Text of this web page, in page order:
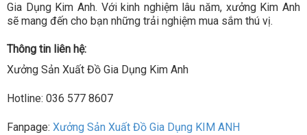
Gia Dụng Kim Anh. Với kinh nghiệm lâu năm, xưởng Kim Anh
sẽ mang đến cho bạn những trải nghiệm mua sắm thú vị.
Thông tin liên hệ:
Xưởng Sản Xuất Đồ Gia Dụng Kim Anh
Hotline: 036 577 8607
Fanpage: Xưởng Sản Xuất Đồ Gia Dụng KIM ANH